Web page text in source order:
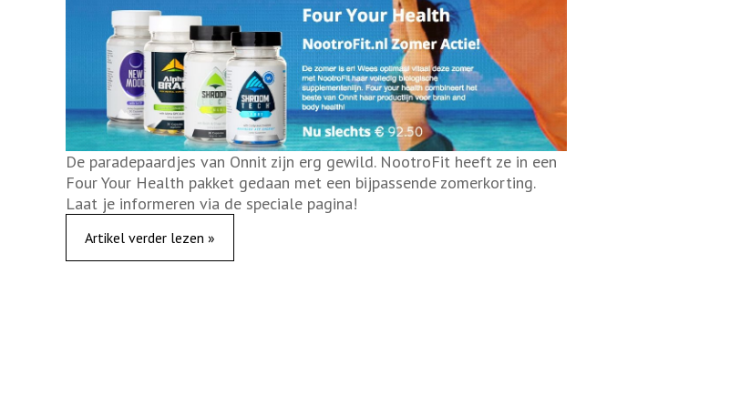
De paradepaardjes van Onnit zijn erg gewild. NootroFit heeft ze in een
Four Your Health pakket gedaan met een bijpassende zomerkorting.
Laat je informeren via de speciale pagina!
Artikel verder lezen »